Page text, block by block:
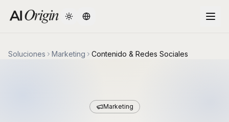
Change language
Soluciones Marketing Contenido & Redes Sociales
Marketing